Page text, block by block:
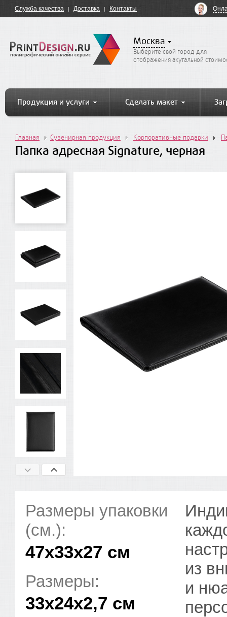
Служба качества Доставка Контакты
Москва
Выберите свой город для
отображения акутальной
Продукция и услуги Сделать макет
Главная Сувенирная продукция Корпоративные подарки
Папка адресная Signature, черная
Размеры упаковки
(см.):
47x33x27 см
Размеры:
33х24х2,7 см
из
и